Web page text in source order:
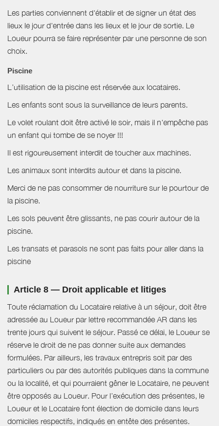
Les parties conviennent d'établir et de signer un état des
lieux le jour d'entrée dans les lieux et le jour de sortie. Le
Loueur pourra se faire représenter par une personne de son
choix.
Piscine
L’utilisation de la piscine est réservée aux locataires.
Les enfants sont sous la surveillance de leurs parents.
Le volet roulant doit être activé le soir, mais il n'empêche pas
un enfant qui tombe de se noyer !!!
Il est rigoureusement interdit de toucher aux machines.
Les animaux sont interdits autour et dans la piscine.
Merci de ne pas consommer de nourriture sur le pourtour de
la piscine.
Les sols peuvent être glissants, ne pas courir autour de la
piscine.
Les transats et parasols ne sont pas faits pour aller dans la
piscine
Article 8 — Droit applicable et litiges
Toute réclamation du Locataire relative à un séjour, doit être
adressée au Loueur par lettre recommandée AR dans les
trente jours qui suivent le séjour. Passé ce délai, le Loueur se
réserve le droit de ne pas donner suite aux demandes
formulées. Par ailleurs, les travaux entrepris soit par des
particuliers ou par des autorités publiques dans la commune
ou la localité, et qui pourraient gêner le Locataire, ne peuvent
être opposés au Loueur. Pour l’exécution des présentes, le
Loueur et le Locataire font élection de domicile dans leurs
domiciles respectifs, indiqués en entête des présentes.